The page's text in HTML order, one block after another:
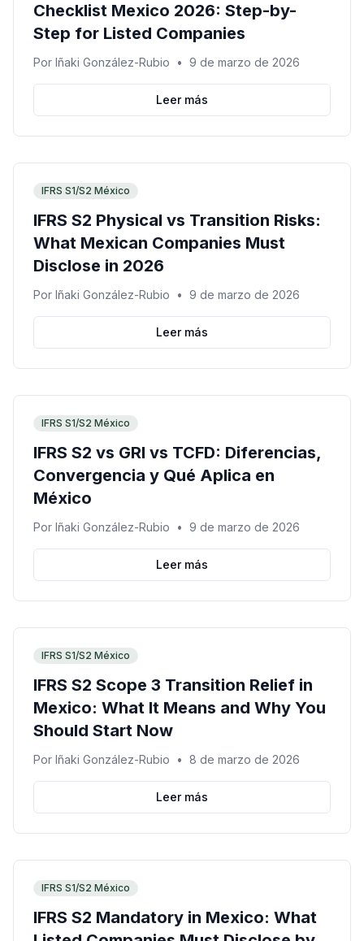
Checklist Mexico 2026: Step-by-
Step for Listed Companies
Por Iñaki González-Rubio • 9 de marzo de 2026
Leer más
IFRS S1/S2 México
IFRS S2 Physical vs Transition Risks:
What Mexican Companies Must
Disclose in 2026
Por Iñaki González-Rubio • 9 de marzo de 2026
Leer más
IFRS S1/S2 México
IFRS S2 vs GRI vs TCFD: Diferencias,
Convergencia y Qué Aplica en
México
Por Iñaki González-Rubio • 9 de marzo de 2026
Leer más
IFRS S1/S2 México
IFRS S2 Scope 3 Transition Relief in
Mexico: What It Means and Why You
Should Start Now
Por Iñaki González-Rubio • 8 de marzo de 2026
Leer más
IFRS S1/S2 México
IFRS S2 Mandatory in Mexico: What